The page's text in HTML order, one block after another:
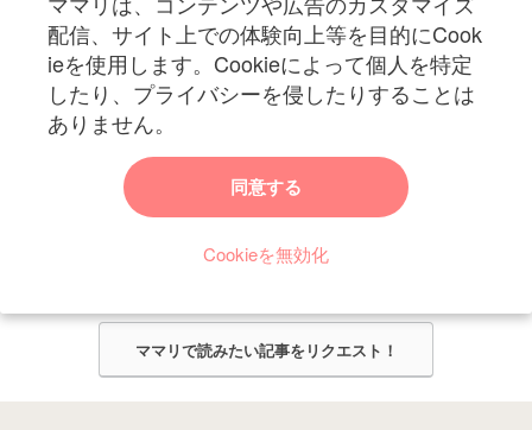
配信、サイト上での体験向上等を目的にCook
ieを使用します。Cookieによって個人を特定
したり、プライバシーを侵したりすることは
ありません。
同意する
Cookieを無効化
妊娠〜子育て中のお役立ち情報を配信中
ママリからのお知らせ
ママリ編集部がみなさんのご意見をもとに記事を作成させていただきま
ママリで読みたい記事をリクエスト！